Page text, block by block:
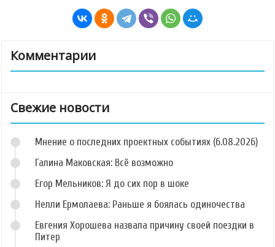
Комментарии
Свежие новости
Мнение о последних проектных событиях (6.08.2026)
Галина Маковская: Всё возможно
Егор Мельников: Я до сих пор в шоке
Нелли Ермолаева: Раньше я боялась одиночества
Евгения Хорошева назвала причину своей поездки в
Питер